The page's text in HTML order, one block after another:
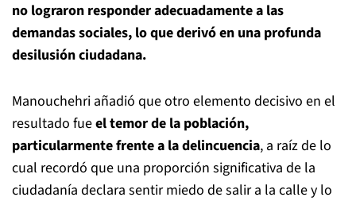
no lograron responder adecuadamente a las
demandas sociales, lo que derivó en una profunda
desilusión ciudadana.
Manouchehri añadió que otro elemento decisivo en el
resultado fueel temor de la población,
particularmente frente a la delincuencia, a raíz de lo
cual recordó que una proporción significativa de la
ciudadanía declara sentir miedo de salir a la calle y lo